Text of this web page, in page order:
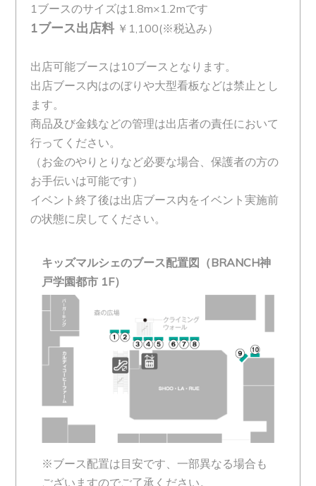
1ブースのサイズは1.8m×1.2mです
1ブース出店料 ￥1,100(※税込み）
出店可能ブースは10ブースとなります。
出店ブース内はのぼりや大型看板などは禁止とし
ます。
商品及び金銭などの管理は出店者の責任において
行ってください。
（お金のやりとりなど必要な場合、保護者の方の
お手伝いは可能です）
イベント終了後は出店ブース内をイベント実施前
の状態に戻してください。
キッズマルシェのブース配置図（BRANCH神
戸学園都市 1F）
※ブース配置は目安です、一部異なる場合も
ございますのでご了承ください。